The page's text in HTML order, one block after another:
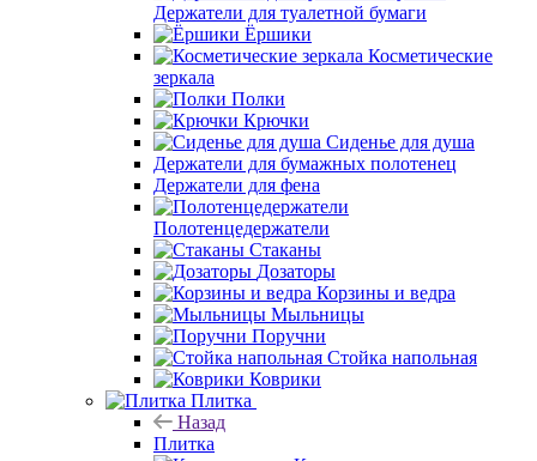
Держатели для туалетной бумаги
Ёршики
Косметические
зеркала
Полки
Крючки
Сиденье для душа
Держатели для бумажных полотенец
Держатели для фена
Полотенцедержатели
Стаканы
Дозаторы
Корзины и ведра
Мыльницы
Поручни
Стойка напольная
Коврики
Плитка
Назад
Плитка